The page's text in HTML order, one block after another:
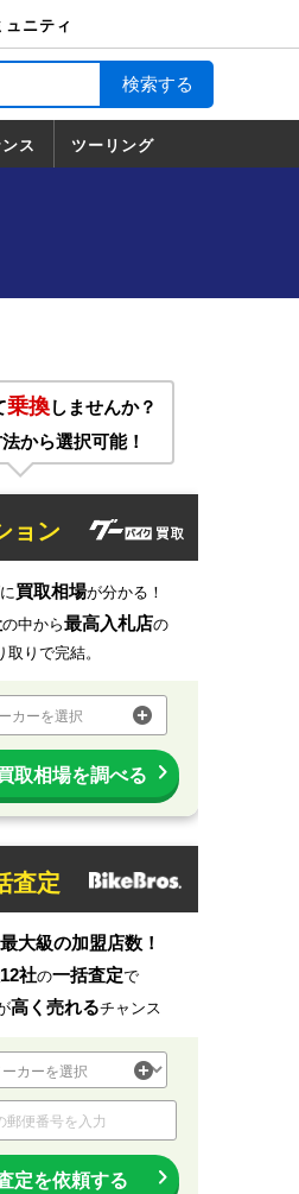
ュニティ
ス ツーリング
乗換しませんか？
から選択可能！
ョン
に買取相場が分かる！
の中から最高入札店の
取りで完結。
カーを選択
取相場を調べる
査定
大級の加盟店数！
社の一括査定で
高く売れるチャンス
定を依頼する